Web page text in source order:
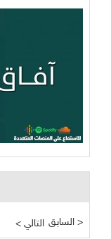
< التالي السابق >